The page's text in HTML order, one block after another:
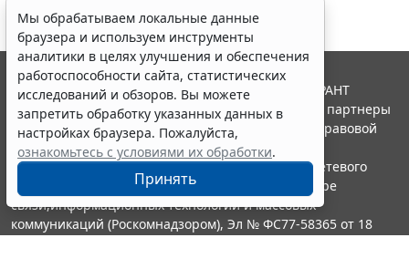
Мы обрабатываем локальные данные
браузера и используем инструменты
аналитики в целях улучшения и обеспечения
работоспособности сайта, статистических
исследований и обзоров. Вы можете
запретить обработку указанных данных в
настройках браузера. Пожалуйста,
ознакомьтесь с условиями их обработки.
Принять
© ООО "НПП "ГАРАНТ-СЕРВИС", 2026. Система ГАРАНТ
выпускается с 1990 года. Компания "Гарант" и ее партнеры
являются участниками Российской ассоциации правовой
информации ГАРАНТ.
Портал ГАРАНТ.РУ зарегистрирован в качестве сетевого
издания Федеральной службой по надзору в сфере
связи,информационных технологий и массовых
коммуникаций (Роскомнадзором), Эл № ФС77-58365 от 18